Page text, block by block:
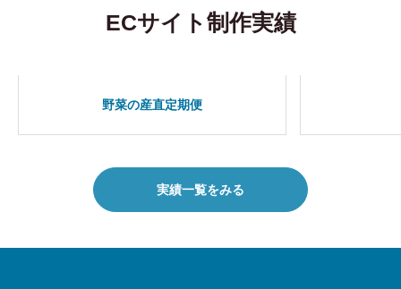
ECサイト制作実績
野菜の産直定期便
実績一覧をみる